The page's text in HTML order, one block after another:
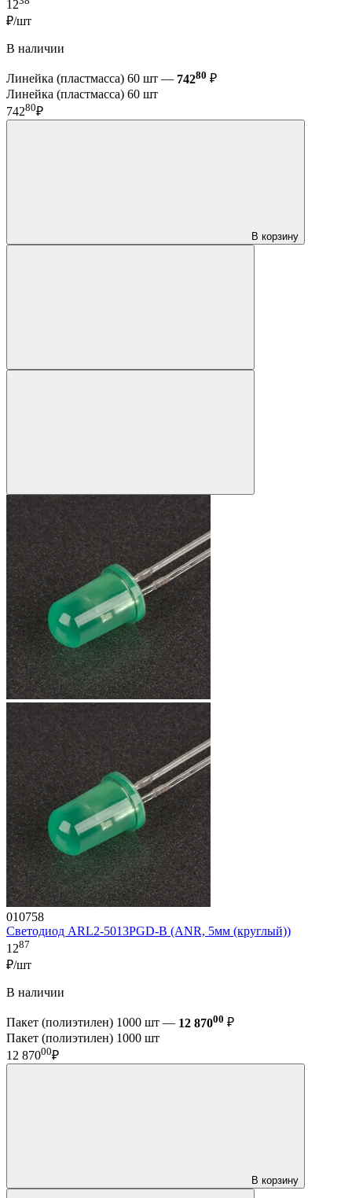
12
₽/шт
В наличии
Линейка (пластмасса) 60 шт — 74280 ₽
Линейка (пластмасса) 60 шт
74280₽
В корзину
010758
Светодиод ARL2-5013PGD-B (ANR, 5мм (круглый))
1287
₽/шт
В наличии
Пакет (полиэтилен) 1000 шт — 12 87000 ₽
Пакет (полиэтилен) 1000 шт
12 87000₽
В корзину